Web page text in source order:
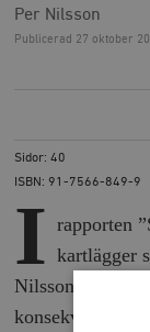
Per Nilsson
Publicerad 27 oktober
Sidor: 40
ISBN: 91-7566-849-9
I rapporten
kartlägger
Nilsson den
konsekvensen